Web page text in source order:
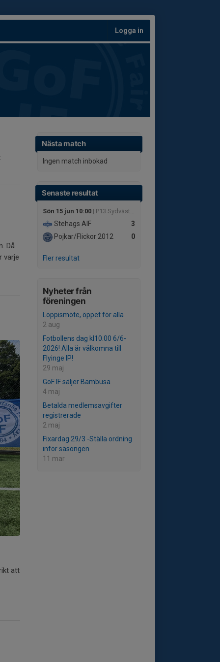
Logga in
Nästa match
Ingen match inbokad
Senaste resultat
Sön 15 jun 10:00 | P13 Sydvästra C4, vår
3
Stehags AIF
0
Pojkar/Flickor 2012
Fler resultat
Nyheter från
föreningen
Loppismöte, öppet för alla
2 aug
Fotbollens dag kl10.00 6/6-
2026! Alla är välkomna till
Flyinge IP!
29 maj
GoF IF säljer Bambusa
4 maj
Betalda medlemsavgifter
registrerade
2 maj
Fixardag 29/3 -Ställa ordning
inför säsongen
11 mar
Då
varje
att